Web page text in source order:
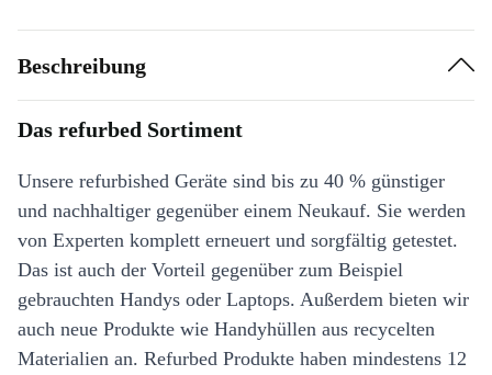
Beschreibung
Das refurbed Sortiment
Unsere refurbished Geräte sind bis zu 40 % günstiger
und nachhaltiger gegenüber einem Neukauf. Sie werden
von Experten komplett erneuert und sorgfältig getestet.
Das ist auch der Vorteil gegenüber zum Beispiel
gebrauchten Handys oder Laptops. Außerdem bieten wir
auch neue Produkte wie Handyhüllen aus recycelten
Materialien an. Refurbed Produkte haben mindestens 12